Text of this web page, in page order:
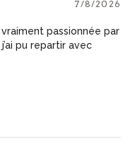
7/8/2026
passionnée par
pu repartir avec